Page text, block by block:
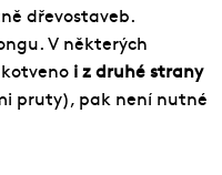
dřevostaveb.
V některých
i z druhé strany
pruty), pak není nutné